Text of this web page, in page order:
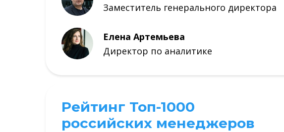
Елена Артемьева
Заместитель генерального директора
Директор по аналитике
Рейтинг Топ-1000
российских менеджеров